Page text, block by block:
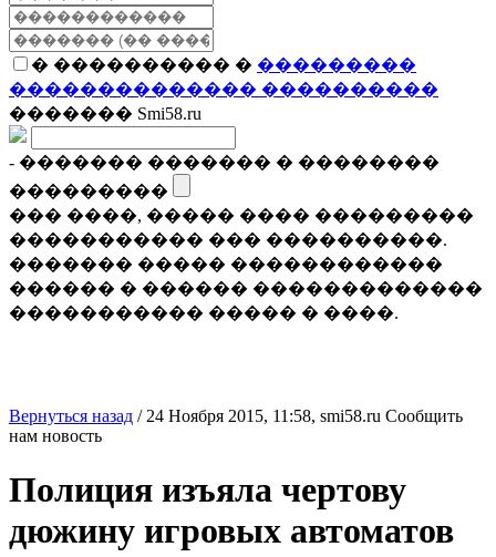
� ���������� � ���������
�������������� ����������
������� Smi58.ru
- ������� ������� � ��������
���������
��� ����, ����� ���� ���������
����������� ��� ����������.
������� ����� ������������
������ � ������ �������������
����������� ����� � ����.
Вернуться назад / 24 Ноября 2015, 11:58, smi58.ru Сообщить
нам новость
Полиция изъяла чертову
дюжину игровых автоматов